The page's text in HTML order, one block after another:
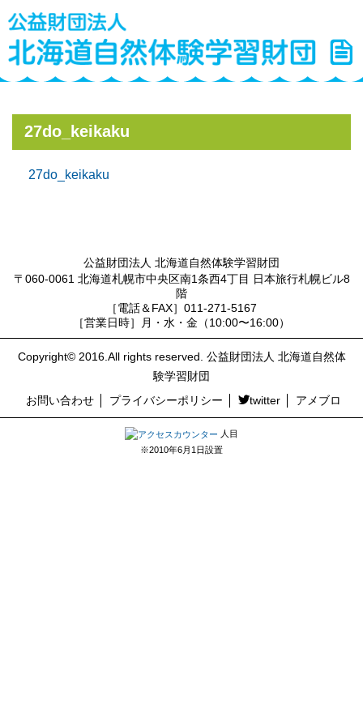
27do_keikaku
27do_keikaku
公益財団法人 北海道自然体験学習財団
〒060-0061 北海道札幌市中央区南1条西4丁目 日本旅行札幌ビル8
階
［電話＆FAX］011-271-5167
［営業日時］月・水・金（10:00〜16:00）
Copyright© 2016.All rights reserved. 公益財団法人 北海道自然体
験学習財団
お問い合わせ
プライバシーポリシー twitter アメブロ
人目
※2010年6月1日設置